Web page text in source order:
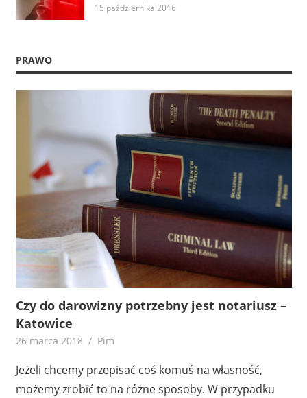
15 października 2016
PRAWO
Czy do darowizny potrzebny jest notariusz –
Katowice
26 marca 2018 Pim
Jeżeli chcemy przepisać coś komuś na własność,
możemy zrobić to na różne sposoby. W przypadku